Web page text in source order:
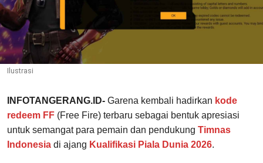
Ilustrasi
INFOTANGERANG.ID- Garena kembali hadirkan kode
redeem FF (Free Fire) terbaru sebagai bentuk apresiasi
untuk semangat para pemain dan pendukung Timnas
Indonesia di ajang Kualifikasi Piala Dunia 2026.